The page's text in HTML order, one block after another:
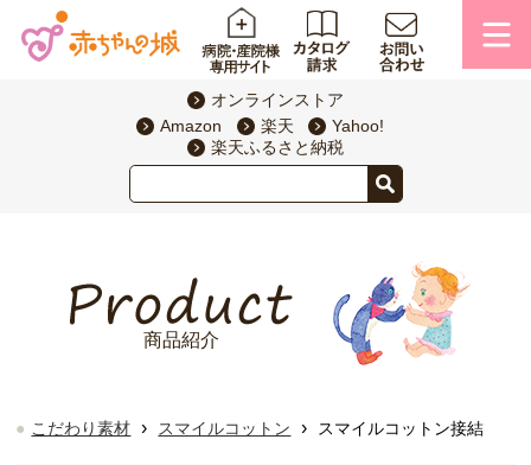
オンラインストア
Amazon
楽天
Yahoo!
楽天ふるさと納税
商品紹介
こだわり素材 › スマイルコットン › スマイルコットン接結